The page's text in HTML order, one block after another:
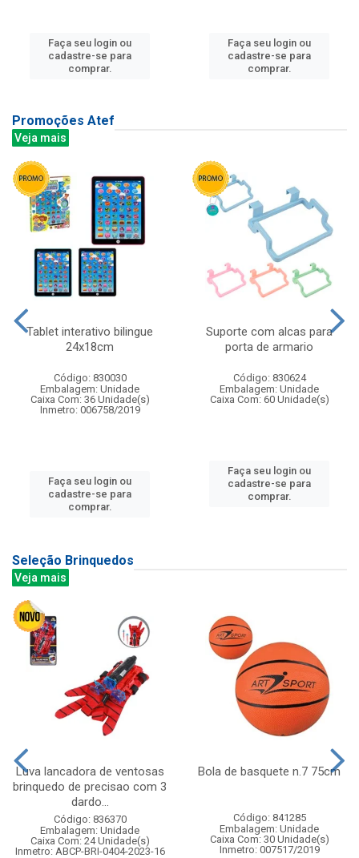
Faça seu login ou
cadastre-se para
comprar.
Faça seu login ou
cadastre-se para
comprar.
Promoções Atef
Veja mais
Tablet interativo bilingue
24x18cm
Código: 830030
Embalagem: Unidade
Caixa Com: 36 Unidade(s)
Inmetro: 006758/2019
Faça seu login ou
cadastre-se para
comprar.
Suporte com alcas para
porta de armario
Código: 830624
Embalagem: Unidade
Caixa Com: 60 Unidade(s)
Faça seu login ou
cadastre-se para
comprar.
Seleção Brinquedos
Veja mais
Luva lancadora de ventosas
brinquedo de precisao com 3
dardo...
Código: 836370
Embalagem: Unidade
Caixa Com: 24 Unidade(s)
Inmetro: ABCP-BRI-0404-2023-16
Bola de basquete n.7 75cm
Código: 841285
Embalagem: Unidade
Caixa Com: 30 Unidade(s)
Inmetro: 007517/2019